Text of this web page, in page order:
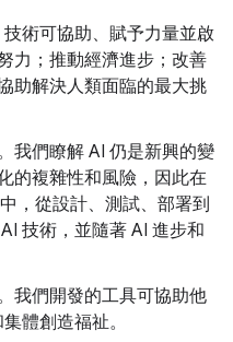
術可協助、賦予力量並啟
力；推動經濟進步；改善
助解決人類面臨的最大挑
我們瞭解 AI 仍是新興的變
的複雜性和風險，因此在
，從設計、測試、部署到
技術，並隨著 AI 進步和
我們開發的工具可協助他
體創造福祉。